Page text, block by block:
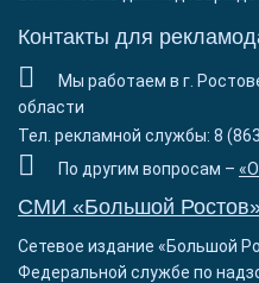
Контакты для
Мы работаем в г.
области
Тел. рекламной службы: 8
По другим вопросам –
СМИ «Большой
Сетевое издание «Большой
Федеральной службе по